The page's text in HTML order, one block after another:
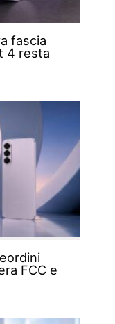
fascia
4 resta
FCC e